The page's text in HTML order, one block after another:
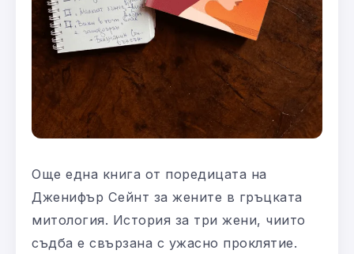
Още една книга от поредицата на
Дженифър Сейнт за жените в гръцката
митология. История за три жени, чиито
съдба е свързана с ужасно проклятие.